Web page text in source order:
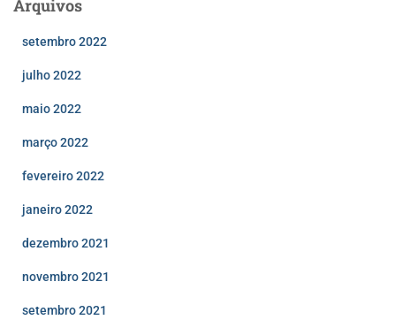
Arquivos
setembro 2022
julho 2022
maio 2022
março 2022
fevereiro 2022
janeiro 2022
dezembro 2021
novembro 2021
setembro 2021